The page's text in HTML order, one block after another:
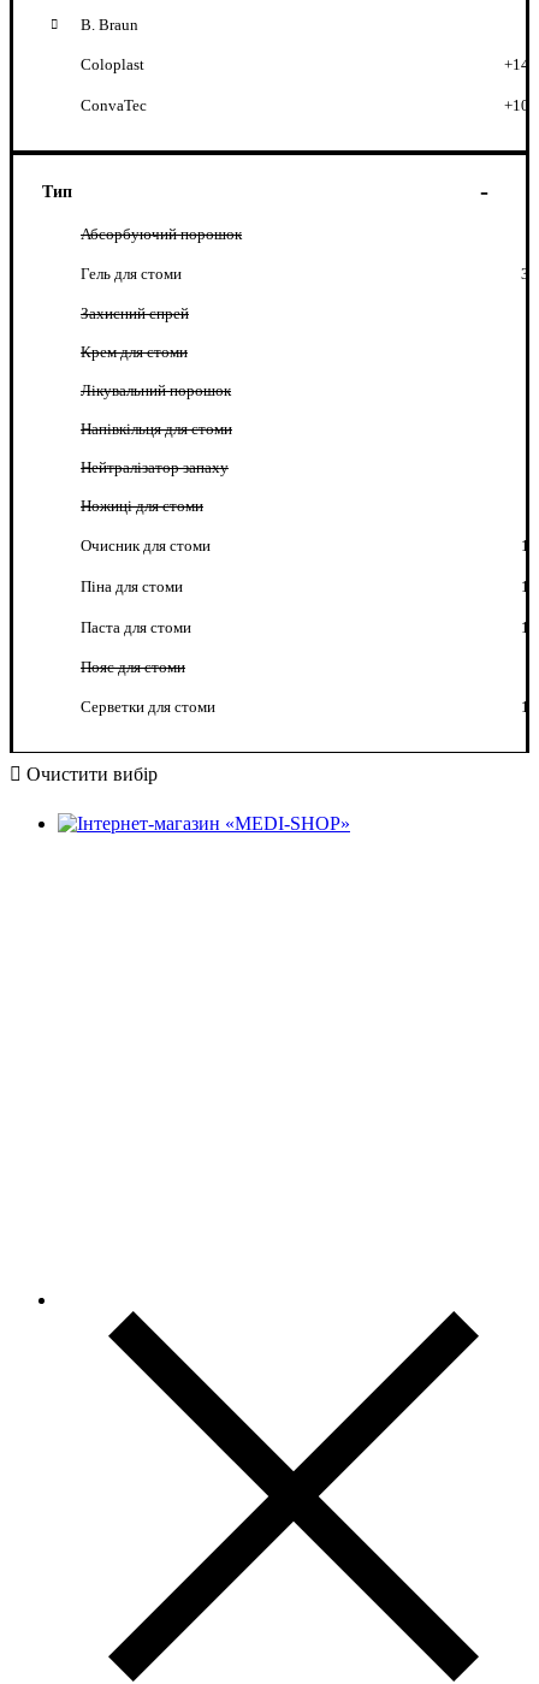
B. Braun
Coloplast +14
ConvaTec +10
Тип
Абсорбуючий порошок
Гель для стоми 3
Захисний спрей
Крем для стоми
Лікувальний порошок
Напівкільця для стоми
Нейтралізатор запаху
Ножиці для стоми
Очисник для стоми 1
Піна для стоми 1
Паста для стоми 1
Пояс для стоми
Серветки для стоми 1
Очистити вибір